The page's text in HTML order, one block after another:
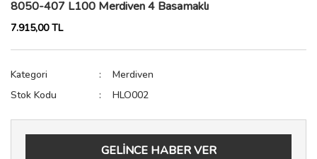
8050-407 L100 Merdiven 4 Basamaklı
7.915,00 TL
Kategori
Merdiven
Stok Kodu
HLO002
GELİNCE HABER VER